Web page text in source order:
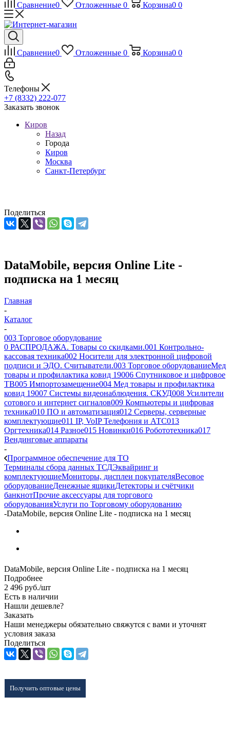
Сравнение0 Отложенные 0 Корзина0 0
Сравнение0 Отложенные 0 Корзина0 0
Телефоны
+7 (8332) 222-077
Заказать звонок
Киров
Назад
Города
Киров
Москва
Санкт-Петербург
Поделиться
DataMobile, версия Online Lite -
подписка на 1 месяц
Главная
-
Каталог
-
003 Торговое оборудование
0 РАСПРОДАЖА. Товары со скидками.001 Контрольно-
кассовая техника002 Носители для электронной цифровой
подписи и ЭДО. Считыватели.003 Торговое оборудованиеМед
товары и профилактика ковид 19006 Спутниковое и цифровое
ТВ005 Импортозамещение004 Мед товары и профилактика
ковид 19007 Системы видеонаблюдения. СКУД008 Усилители
сотового и интернет сигналов009 Компьютеры и цифровая
техника010 ПО и автоматизация012 Серверы, серверные
комплектующие011 IP, VoIP Телефония и АТС013
Оргтехника014 Разное015 Новинки016 Робототехника017
Вендинговые аппараты
-
Программное обеспечение для ТО
Терминалы сбора данных ТСДЭквайринг и
комплектующиеМониторы, дисплеи покупателяВесовое
оборудованиеДенежные ящикиДетекторы и счётчики
банкнотПрочие аксессуары для торгового
оборудованияУслуги по Торговому оборудованию
-DataMobile, версия Online Lite - подписка на 1 месяц
DataMobile, версия Online Lite - подписка на 1 месяц
Подробнее
2 496 руб./шт
Есть в наличии
Нашли дешевле?
Заказать
Наши менеджеры обязательно свяжутся с вами и уточнят
условия заказа
Поделиться
Получить оптовые цены